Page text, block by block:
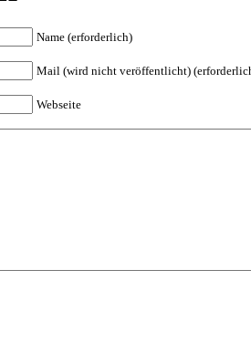
Name (erforderlich)
Mail (wird nicht veröffentlicht)
Webseite